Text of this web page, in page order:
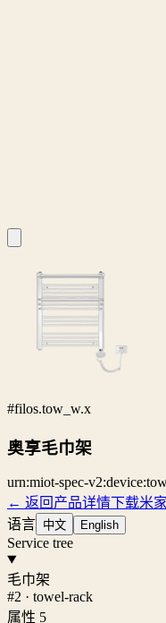
#filos.tow_w.x
奥享毛巾架
urn:miot-spec-
← 返回产品详情下载米
语言 中文 English
Service tree
毛巾架
#2 · towel-rack
属性 5